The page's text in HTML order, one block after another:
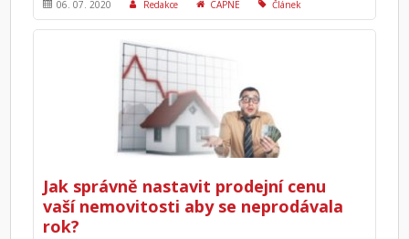
06. 07. 2020 Redakce CAPNE Článek
Jak správně nastavit prodejní cenu
vaší nemovitosti aby se neprodávala
rok?